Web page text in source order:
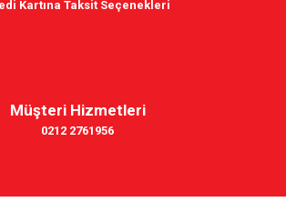
Kartına Taksit Seçenekleri
Müşteri Hizmetleri
0212 2761956